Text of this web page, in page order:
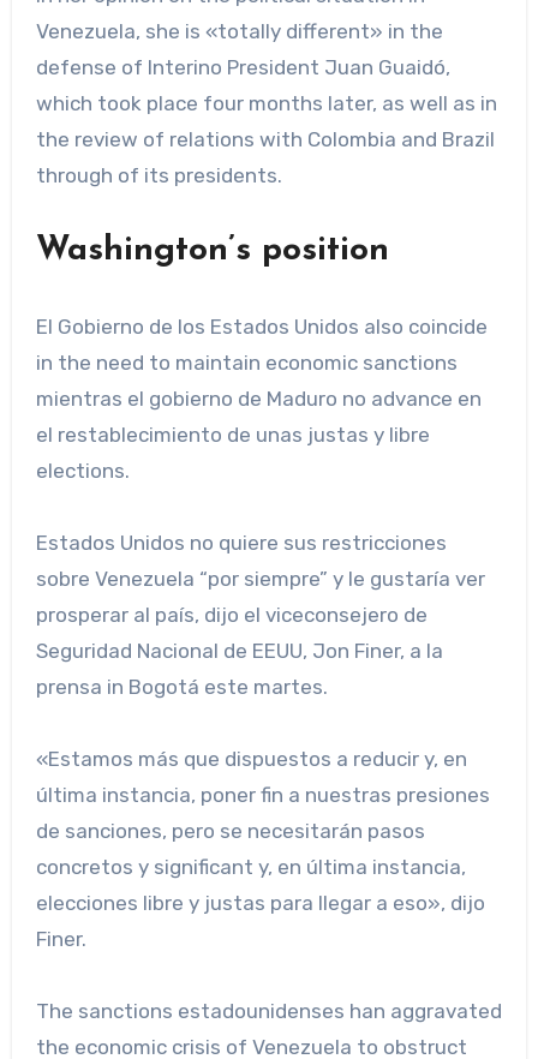
Venezuela, she is «totally different» in the
defense of Interino President Juan Guaidó,
which took place four months later, as well as in
the review of relations with Colombia and Brazil
through of its presidents.
Washington’s position
El Gobierno de los Estados Unidos also coincide
in the need to maintain economic sanctions
mientras el gobierno de Maduro no advance en
el restablecimiento de unas justas y libre
elections.
Estados Unidos no quiere sus restricciones
sobre Venezuela “por siempre” y le gustaría ver
prosperar al país, dijo el viceconsejero de
Seguridad Nacional de EEUU, Jon Finer, a la
prensa in Bogotá este martes.
«Estamos más que dispuestos a reducir y, en
última instancia, poner fin a nuestras presiones
de sanciones, pero se necesitarán pasos
concretos y significant y, en última instancia,
elecciones libre y justas para llegar a eso», dijo
Finer.
The sanctions estadounidenses han aggravated
the economic crisis of Venezuela to obstruct